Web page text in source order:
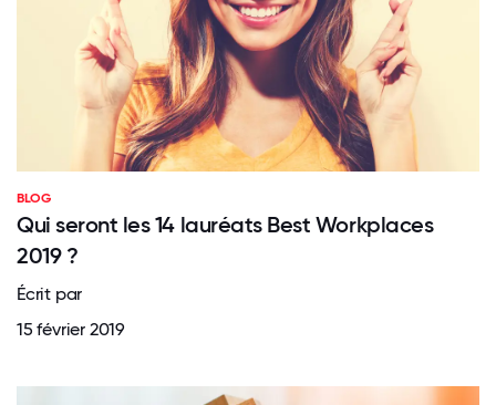
BLOG
Qui seront les 14 lauréats Best Workplaces
2019 ?
Écrit par
15 février 2019